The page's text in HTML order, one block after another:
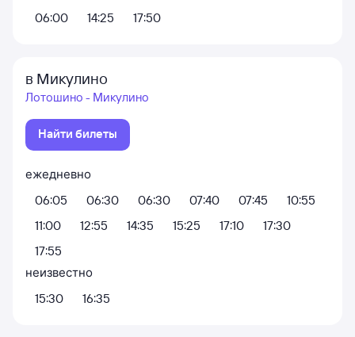
06:00
14:25 17:50
в Микулино
Лотошино - Микулино
Найти билеты
ежедневно
06:05
06:30 06:30 07:40 07:45
10:55
11:00
12:55 14:35 15:25 17:10
17:30
17:55
неизвестно
15:30
16:35